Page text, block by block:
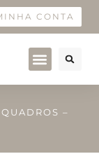
CONTA
–